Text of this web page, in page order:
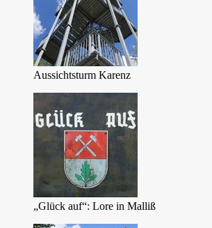
Aussichtsturm Karenz
„Glück auf“: Lore in Malliß